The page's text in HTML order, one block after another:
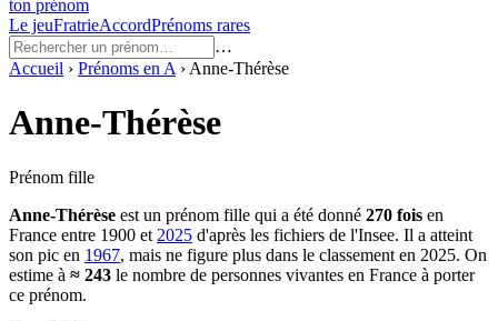
ton prénom
Le jeuFratrieAccordPrénoms rares
…
Accueil › Prénoms en A › Anne-Thérèse
Anne-Thérèse
Prénom fille
Anne-Thérèse est un prénom fille qui a été donné 270 fois en
France entre 1900 et 2025 d'après les fichiers de l'Insee. Il a atteint
son pic en 1967, mais ne figure plus dans le classement en 2025. On
estime à ≈ 243 le nombre de personnes vivantes en France à porter
ce prénom.